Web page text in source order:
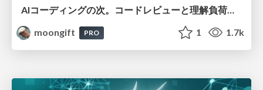
AIコーディングの次。コードレビューと理解負荷を解消して組織の開発生産性を高める
moongift
PRO 1 1.7k